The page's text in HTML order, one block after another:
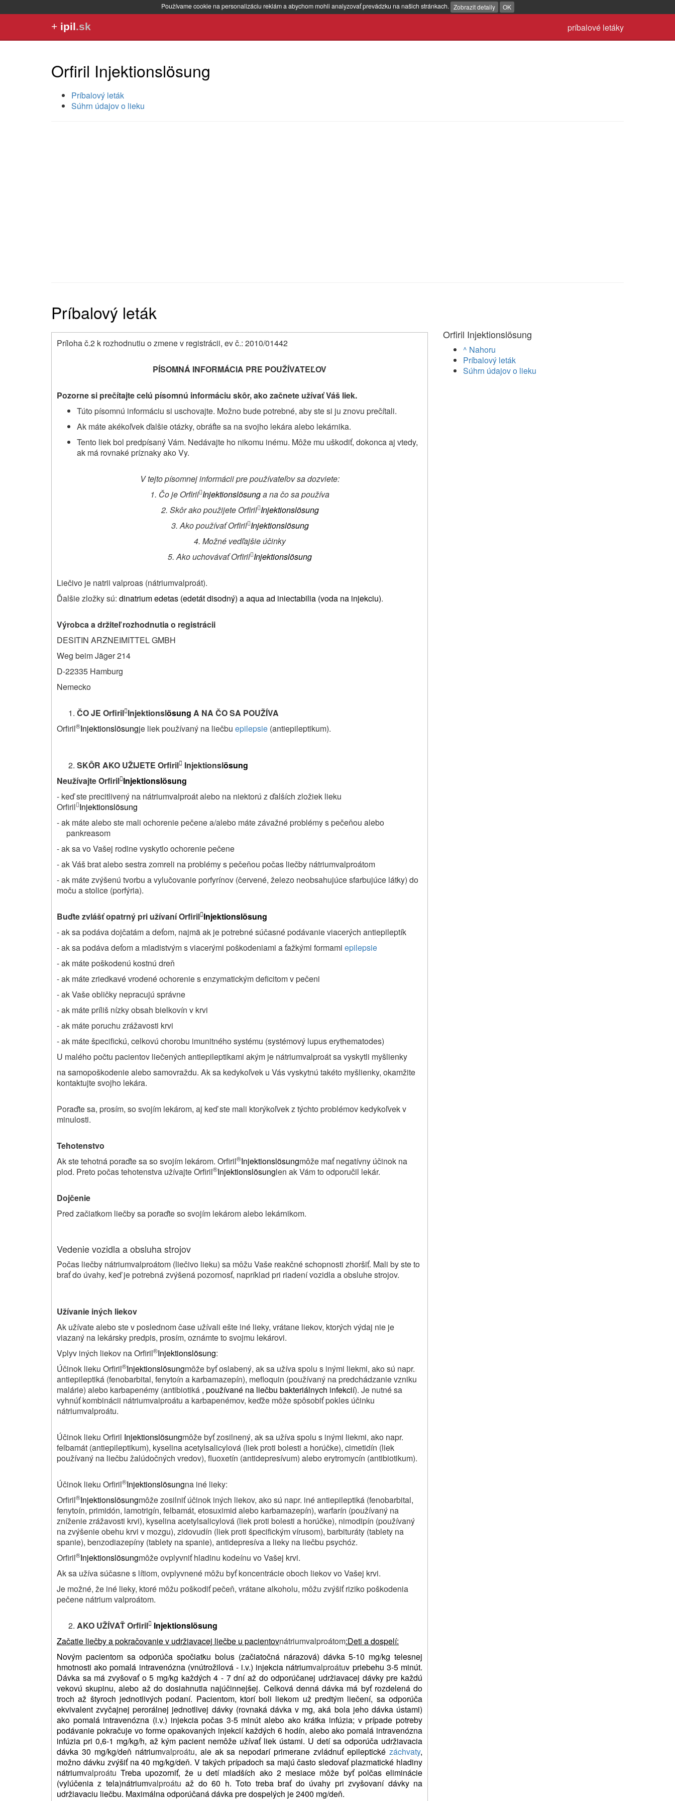
Používame cookie na personalizáciu reklám a abychom mohli analyzovať prevádzku na našich stránkach. Zobrazit detaily OK
príbalové letáky
+ ipil.sk
Orfiril Injektionslösung
Príbalový leták
Súhrn údajov o lieku
Príbalový leták
Príloha č.2 k rozhodnutiu o zmene v registrácii, ev č.: 2010/01442
PÍSOMNÁ INFORMÁCIA PRE POUŽÍVATEĽOV
Pozorne si prečítajte celú písomnú informáciu skôr, ako začnete užívať Váš liek.
Túto písomnú informáciu si uschovajte. Možno bude potrebné, aby ste si ju znovu prečítali.
Ak máte akékoľvek ďalšie otázky, obráťte sa na svojho lekára alebo lekárnika.
Tento liek bol predpísaný Vám. Nedávajte ho nikomu inému. Môže mu uškodiť, dokonca aj vtedy,
ak má rovnaké príznaky ako Vy.
V tejto písomnej informácii pre používateľov sa dozviete:
1. Čo je OrfirilInjektionslösunga na čo sa používa
2. Skôr ako použijete OrfirilInjektionslösung
3. Ako používať OrfirilInjektionslösung
4. Možné vedľajšie účinky
5. Ako uchovávať OrfirilInjektionslösung
Liečivo je natrii valproas (nátriumvalproát).
Ďalšie zložky sú: dinatrium edetas (edetát disodný) a aqua ad iniectabilia (voda na injekciu).
Výrobca a držiteľ rozhodnutia o registrácii
DESITIN ARZNEIMITTEL GMBH
Weg beim Jäger 214
D-22335 Hamburg
Nemecko
ČO JE OrfirilInjektionslösung A NA ČO SA POUŽÍVA
Orfiril®Injektionslösungje liek používaný na liečbu epilepsie (antiepileptikum).
SKÔR AKO UŽIJETE Orfiril Injektionslösung
Neužívajte OrfirilInjektionslösung
- keď ste precitlivený na nátriumvalproát alebo na niektorú z ďalších zložiek lieku
Orfiril Injektionslösung
- ak máte alebo ste mali ochorenie pečene a/alebo máte závažné problémy s pečeňou alebo
pankreasom
- ak sa vo Vašej rodine vyskytlo ochorenie pečene
- ak Váš brat alebo sestra zomreli na problémy s pečeňou počas liečby nátriumvalproátom
- ak máte zvýšenú tvorbu a vylučovanie porfyrínov (červené, železo neobsahujúce sfarbujúce látky) do
moču a stolice (porfýria).
Buďte zvlášť opatrný pri užívaní OrfirilInjektionslösung
- ak sa podáva dojčatám a deťom, najmä ak je potrebné súčasné podávanie viacerých antiepileptík
- ak sa podáva deťom a mladistvým s viacerými poškodeniami a ťažkými formami epilepsie
- ak máte poškodenú kostnú dreň
- ak máte zriedkavé vrodené ochorenie s enzymatickým deficitom v pečeni
- ak Vaše obličky nepracujú správne
- ak máte príliš nízky obsah bielkovín v krvi
- ak máte poruchu zrážavosti krvi
- ak máte špecifickú, celkovú chorobu imunitného systému (systémový lupus erythematodes)
U malého počtu pacientov liečených antiepileptikami akým je nátriumvalproát sa vyskytli myšlienky
na samopoškodenie alebo samovraždu. Ak sa kedykoľvek u Vás vyskytnú takéto myšlienky, okamžite
kontaktujte svojho lekára.
Poraďte sa, prosím, so svojím lekárom, aj keď ste mali ktorýkoľvek z týchto problémov kedykoľvek v
minulosti.
Tehotenstvo
Ak ste tehotná poraďte sa so svojím lekárom. Orfiril®Injektionslösungmôže mať negatívny účinok na
plod. Preto počas tehotenstva užívajte Orfiril®Injektionslösunglen ak Vám to odporučil lekár.
Dojčenie
Pred začiatkom liečby sa poraďte so svojím lekárom alebo lekárnikom.
Vedenie vozidla a obsluha strojov
Počas liečby nátriumvalproátom (liečivo lieku) sa môžu Vaše reakčné schopnosti zhoršiť. Mali by ste to
brať do úvahy, keď je potrebná zvýšená pozornosť, napríklad pri riadení vozidla a obsluhe strojov.
Užívanie iných liekov
Ak užívate alebo ste v poslednom čase užívali ešte iné lieky, vrátane liekov, ktorých výdaj nie je
viazaný na lekársky predpis, prosím, oznámte to svojmu lekárovi.
Vplyv iných liekov na Orfiril®Injektionslösung:
Účinok lieku Orfiril®Injektionslösungmôže byť oslabený, ak sa užíva spolu s inými liekmi, ako sú napr.
antiepileptiká (fenobarbital, fenytoín a karbamazepín), mefloquin (používaný na predchádzanie vzniku
malárie) alebo karbapenémy (antibiotiká , používané na liečbu bakteriálnych infekcií). Je nutné sa
vyhnúť kombinácii nátriumvalproátu a karbapenémov, keďže môže spôsobiť pokles účinku
nátriumvalproátu.
Účinok lieku Orfiril Injektionslösungmôže byť zosilnený, ak sa užíva spolu s inými liekmi, ako napr.
felbamát (antiepileptikum), kyselina acetylsalicylová (liek proti bolesti a horúčke), cimetidín (liek
používaný na liečbu žalúdočných vredov), fluoxetín (antidepresívum) alebo erytromycín (antibiotikum).
Účinok lieku Orfiril®Injektionslösungna iné lieky:
Orfiril®Injektionslösungmôže zosilniť účinok iných liekov, ako sú napr. iné antiepileptiká (fenobarbital,
fenytoín, primidón, lamotrigín, felbamát, etosuximid alebo karbamazepín), warfarín (používaný na
zníženie zrážavosti krvi), kyselina acetylsalicylová (liek proti bolesti a horúčke), nimodipín (používaný
na zvýšenie obehu krvi v mozgu), zidovudín (liek proti špecifickým vírusom), barbituráty (tablety na
spanie), benzodiazepíny (tablety na spanie), antidepresíva a lieky na liečbu psychóz.
Orfiril®Injektionslösungmôže ovplyvniť hladinu kodeínu vo Vašej krvi.
Ak sa užíva súčasne s lítiom, ovplyvnené môžu byť koncentrácie oboch liekov vo Vašej krvi.
Je možné, že iné lieky, ktoré môžu poškodiť pečeň, vrátane alkoholu, môžu zvýšiť riziko poškodenia
pečene nátrium valproátom.
AKO UŽÍVAŤ Orfiril Injektionslösung
Začatie liečby a pokračovanie v udržiavacej liečbe u pacientovnátriumvalproátom:Deti a dospelí:
Novým pacientom sa odporúča spočiatku bolus (začiatočná nárazová) dávka 5-10 mg/kg telesnej
hmotnosti ako pomalá intravenózna (vnútrožilová - i.v.) injekcia nátriumvalproátuv priebehu 3-5 minút.
Dávka sa má zvyšovať o 5 mg/kg každých 4 - 7 dní až do odporúčanej udržiavacej dávky pre každú
vekovú skupinu, alebo až do dosiahnutia najúčinnejšej. Celková denná dávka má byť rozdelená do
troch až štyroch jednotlivých podaní. Pacientom, ktorí boli liekom už predtým liečení, sa odporúča
ekvivalent zvyčajnej perorálnej jednotlivej dávky (rovnaká dávka v mg, aká bola jeho dávka ústami)
ako pomalá intravenózna (i.v.) injekcia počas 3-5 minút alebo ako krátka infúzia; v prípade potreby
podávanie pokračuje vo forme opakovaných injekcií každých 6 hodín, alebo ako pomalá intravenózna
infúzia pri 0,6-1 mg/kg/h, až kým pacient nemôže užívať liek ústami. U detí sa odporúča udržiavacia
dávka 30 mg/kg/deň nátriumvalproátu, ale ak sa nepodarí primerane zvládnuť epileptickézáchvaty,
možno dávku zvýšiť na 40 mg/kg/deň. V takých prípadoch sa majú často sledovať plazmatické hladiny
nátriumvalproátu Treba upozorniť, že u detí mladších ako 2 mesiace môže byť polčas eliminácie
(vylúčenia z tela)nátriumvalproátu až do 60 h. Toto treba brať do úvahy pri zvyšovaní dávky na
udržiavaciu liečbu. Maximálna odporúčaná dávka pre dospelých je 2400 mg/deň.
Orfiril Injektionslösung
^ Nahoru
Príbalový leták
Súhrn údajov o lieku